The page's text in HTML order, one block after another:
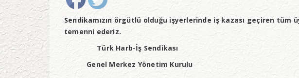
Sendikamızın örgütlü olduğu işyerlerinde iş kazası geçiren
temenni ederiz.
Türk Harb-İş Sendikası
Genel Merkez Yönetim Kurulu